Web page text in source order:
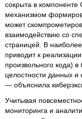
сокрыта в компоненте
механизмом
может
взаимодействию со
страницей. В
приводит к
произвольного кода)
целостности данных и
— объяснила
Учитывая
мониторинга и